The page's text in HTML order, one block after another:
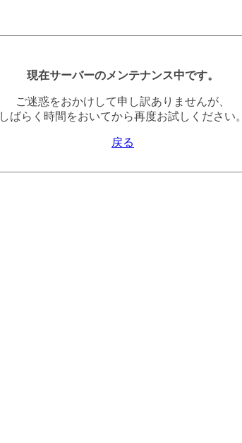
現在サーバーのメンテナンス中です。
ご迷惑をおかけして申し訳ありませんが、
しばらく時間をおいてから再度お試しください。
戻る